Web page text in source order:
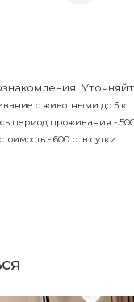
с животными до 5 кг.
период проживания -
- 600 р. в сутки